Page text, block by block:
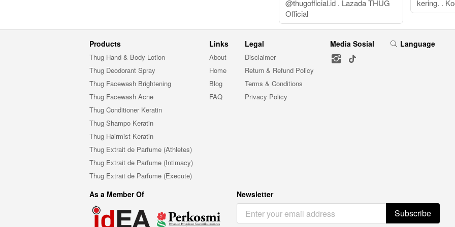
@thugofficial.id . Lazada THUG
Official
kering. .
Products
Thug Hand & Body Lotion
Thug Deodorant Spray
Thug Facewash Brightening
Thug Facewash Acne
Thug Conditioner Keratin
Thug Shampo Keratin
Thug Hairmist Keratin
Thug Extrait de Parfume (Athletes)
Thug Extrait de Parfume (Intimacy)
Thug Extrait de Parfume (Execute)
Links
About
Home
Blog
FAQ
Legal
Disclaimer
Return & Refund Policy
Terms & Conditions
Privacy Policy
Media Sosial Language
As a Member Of
Newsletter
`
Subscribe